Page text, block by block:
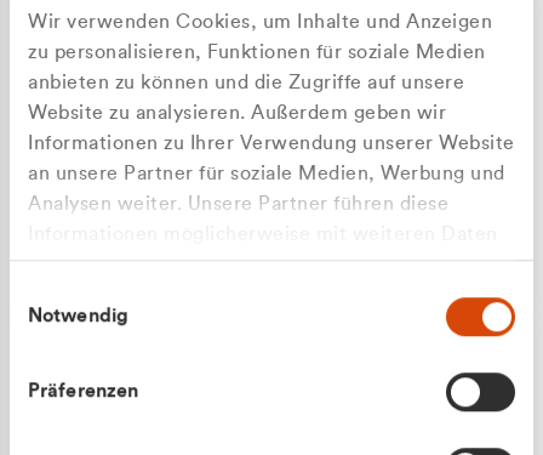
Wir verwenden Cookies, um Inhalte und Anzeigen
zu personalisieren, Funktionen für soziale Medien
anbieten zu können und die Zugriffe auf unsere
Website zu analysieren. Außerdem geben wir
Informationen zu Ihrer Verwendung unserer Website
an unsere Partner für soziale Medien, Werbung und
Analysen weiter. Unsere Partner führen diese
zusammen, die Sie ihnen bereitgestellt haben oder
gesammelt haben.
Notwendig
Präferenzen
Apilash Balanesan